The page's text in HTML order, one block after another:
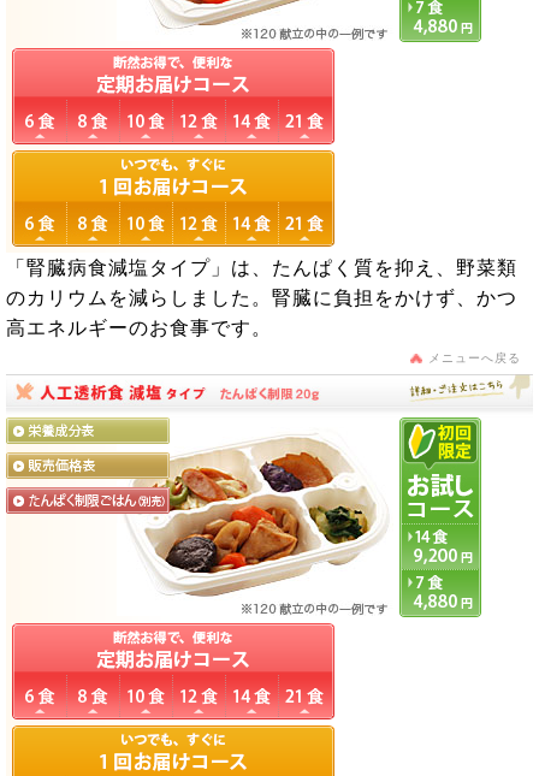
「腎臓病食減塩タイプ」は、たんぱく質を抑え、野菜類
のカリウムを減らしました。腎臓に負担をかけず、かつ
高エネルギーのお食事です。
メニューへ戻る